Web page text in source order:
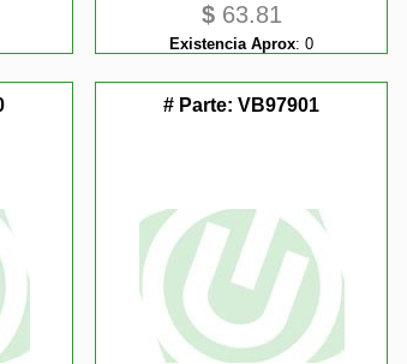
$63.81
Existencia Aprox: 0
# Parte:VB97901